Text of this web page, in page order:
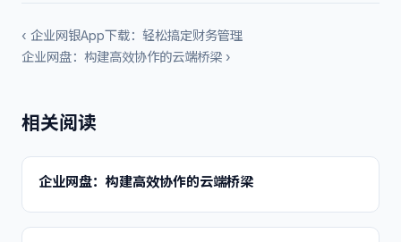
‹ 企业网银App下载：轻松搞定财务管理
企业网盘：构建高效协作的云端桥梁 ›
相关阅读
企业网盘：构建高效协作的云端桥梁